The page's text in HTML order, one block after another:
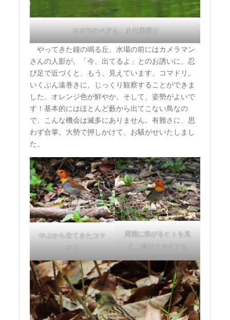
コガモのペアも、まだ居残り
やってきた鐘の鳴る丘、水場の前にはカメラマン
さんの人影が。「今、出てるよ」とのお誘いに、忍
び足で近づくと、もう、見えています、コマドリ。
いくぶん遠巻きに、じっくり観察することができま
した。オレンジ色が鮮やか。そして、姿勢がよいで
す！基本的にはほとんど藪から出てこない鳥なの
で、こんな機会は滅多にありません。有難さに、思
わず合掌。大勢で押しかけて、お騒がせいたしまし
た。
やぶから出てきたコマ
ドリ
周囲に群がるヒトを見
て、何だ？コイツら